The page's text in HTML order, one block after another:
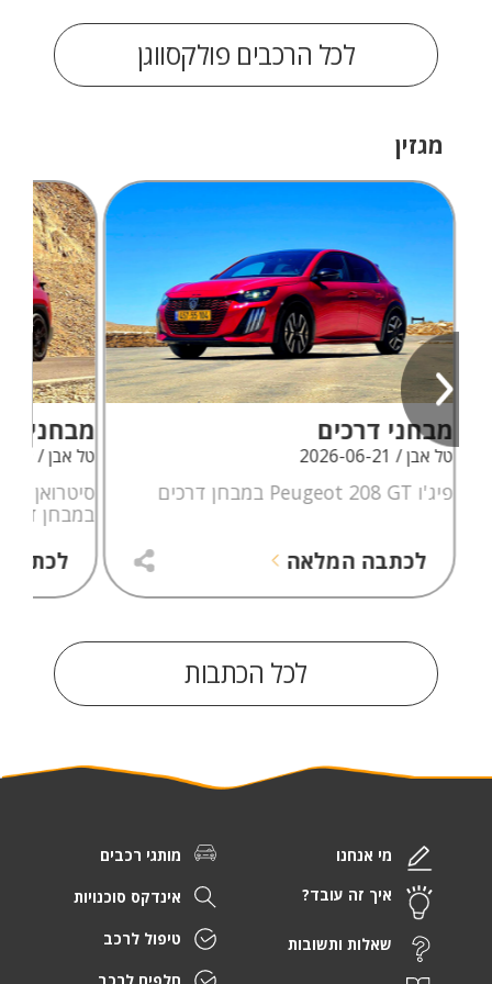
לכל הרכבים פולקסווגן
מגזין
מבחני דרכים
טל אבן / 2026-06-21
פיג'ו Peugeot 208 GT במבחן דרכים
לכתבה המלאה
מבחני
טל אבן / 2026-06-09
במבחן
לכל הכתבות
מי אנחנו
איך זה עובד?
שאלות ותשובות
מותגי רכבים
אינדקס סוכנויות
טיפול לרכב